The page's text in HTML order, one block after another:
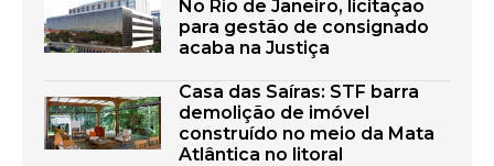
No Rio de Janeiro, licitação
para gestão de consignado
acaba na Justiça
Casa das Saíras: STF barra
demolição de imóvel
construído no meio da Mata
Atlântica no litoral